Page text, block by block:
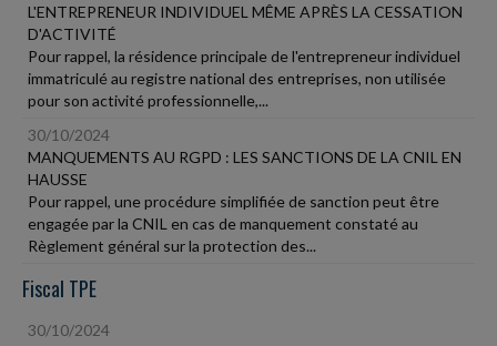
L'ENTREPRENEUR INDIVIDUEL MÊME APRÈS LA CESSATION
D'ACTIVITÉ
Pour rappel, la résidence principale de l'entrepreneur individuel
immatriculé au registre national des entreprises, non utilisée
pour son activité professionnelle,...
30/10/2024
MANQUEMENTS AU RGPD : LES SANCTIONS DE LA CNIL EN
HAUSSE
Pour rappel, une procédure simplifiée de sanction peut être
engagée par la CNIL en cas de manquement constaté au
Règlement général sur la protection des...
Fiscal TPE
30/10/2024